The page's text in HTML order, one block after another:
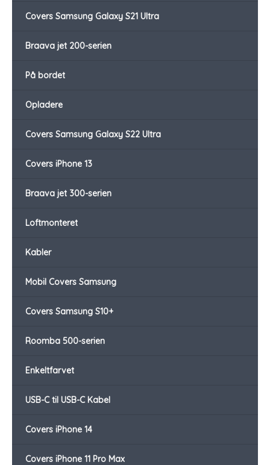
Covers Samsung Galaxy S21 Ultra
Braava jet 200-serien
På bordet
Opladere
Covers Samsung Galaxy S22 Ultra
Covers iPhone 13
Braava jet 300-serien
Loftmonteret
Kabler
Mobil Covers Samsung
Covers Samsung S10+
Roomba 500-serien
Enkeltfarvet
USB-C til USB-C Kabel
Covers iPhone 14
Covers iPhone 11 Pro Max